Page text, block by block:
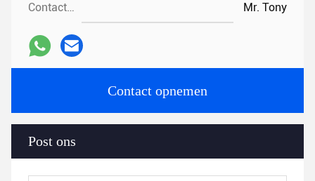
Contactpersonen: Mr. Tony
Contact opnemen
Post ons